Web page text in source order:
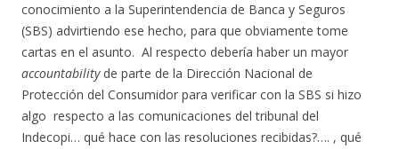
conocimiento a la Superintendencia de Banca y Seguros
(SBS) advirtiendo ese hecho, para que obviamente tome
cartas en el asunto. Al respecto debería haber un mayor
accountabilityde parte de la Dirección Nacional de
Protección del Consumidor para verificar con la SBS si hizo
algo respecto a las comunicaciones del tribunal del
Indecopi… qué hace con las resoluciones recibidas?…. , qué